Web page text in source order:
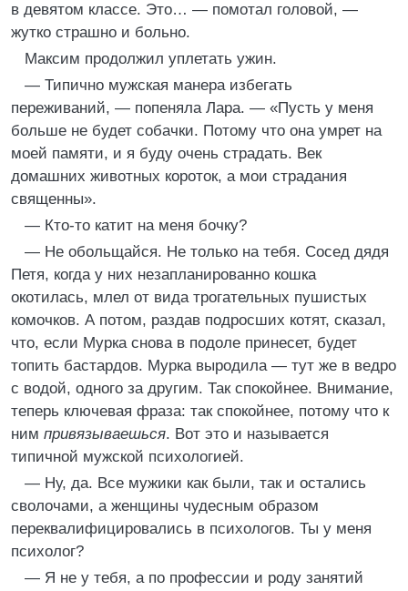
в девятом классе. Это… — помотал головой, —
жутко страшно и больно.
Максим продолжил уплетать ужин.
— Типично мужская манера избегать
переживаний, — попеняла Лара. — «Пусть у меня
больше не будет собачки. Потому что она умрет на
моей памяти, и я буду очень страдать. Век
домашних животных короток, а мои страдания
священны».
— Кто-то катит на меня бочку?
— Не обольщайся. Не только на тебя. Сосед дядя
Петя, когда у них незапланированно кошка
окотилась, млел от вида трогательных пушистых
комочков. А потом, раздав подросших котят, сказал,
что, если Мурка снова в подоле принесет, будет
топить бастардов. Мурка выродила — тут же в ведро
с водой, одного за другим. Так спокойнее. Внимание,
теперь ключевая фраза: так спокойнее, потому что к
ним привязываешься. Вот это и называется
типичной мужской психологией.
— Ну, да. Все мужики как были, так и остались
сволочами, а женщины чудесным образом
переквалифицировались в психологов. Ты у меня
психолог?
— Я не у тебя, а по профессии и роду занятий